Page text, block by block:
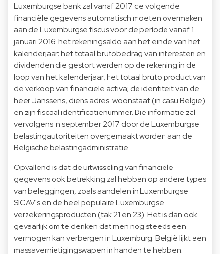
Luxemburgse bank zal vanaf 2017 de volgende
financiële gegevens automatisch moeten overmaken
aan de Luxemburgse fiscus voor de periode vanaf 1
januari 2016: het rekeningsaldo aan het einde van het
kalenderjaar; het totaal brutobedrag van interesten en
dividenden die gestort werden op de rekening in de
loop van het kalenderjaar; het totaal bruto product van
de verkoop van financiële activa; de identiteit van de
heer Janssens, diens adres, woonstaat (in casu België)
en zijn fiscaal identificatienummer. Die informatie zal
vervolgens in september 2017 door de Luxemburgse
belastingautoriteiten overgemaakt worden aan de
Belgische belastingadministratie.
Opvallend is dat de uitwisseling van financiële
gegevens ook betrekking zal hebben op andere types
van beleggingen, zoals aandelen in Luxemburgse
SICAV's en de heel populaire Luxemburgse
verzekeringsproducten (tak 21 en 23). Het is dan ook
gevaarlijk om te denken dat men nog steeds een
vermogen kan verbergen in Luxemburg. België lijkt een
massavernietigingswapen in handen te hebben.